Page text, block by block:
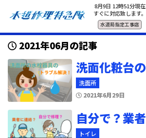
8月9日 12時51分現在
すぐに対応致します。
水道局指定工事店
2021年06月の記事
洗面所
2021年6月29日
トイレ